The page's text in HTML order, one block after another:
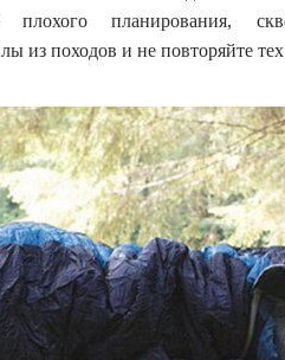
плохого планирования,
из походов и не повторяйте